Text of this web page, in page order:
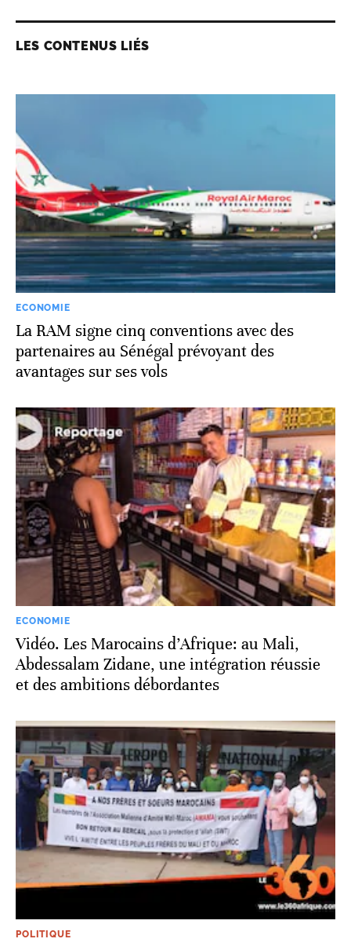
LES CONTENUS LIÉS
ECONOMIE
La RAM signe cinq conventions avec des
partenaires au Sénégal prévoyant des
avantages sur ses vols
ECONOMIE
Vidéo. Les Marocains d’Afrique: au Mali,
Abdessalam Zidane, une intégration réussie
et des ambitions débordantes
POLITIQUE